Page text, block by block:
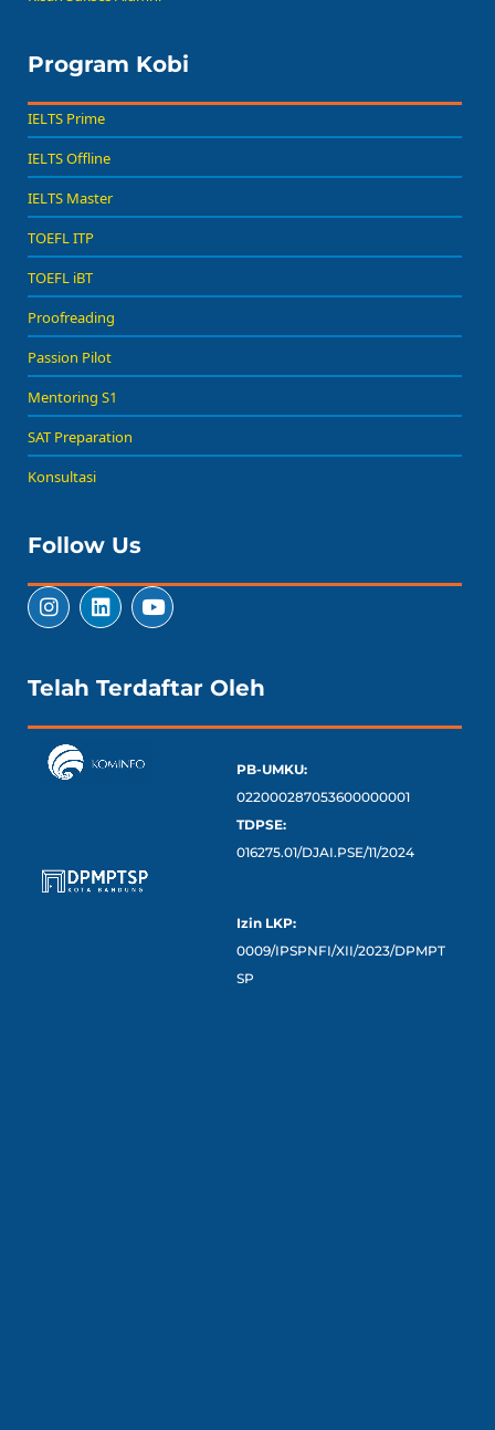
Program Kobi
IELTS Prime
IELTS Offline
IELTS Master
TOEFL ITP
TOEFL iBT
Proofreading
Passion Pilot
Mentoring S1
SAT Preparation
Konsultasi
Follow Us
Telah Terdaftar Oleh
PB-UMKU:
022000287053600000001
TDPSE:
016275.01/DJAI.PSE/11/2024
Izin LKP:
0009/IPSPNFI/XII/2023/DPMPT
SP